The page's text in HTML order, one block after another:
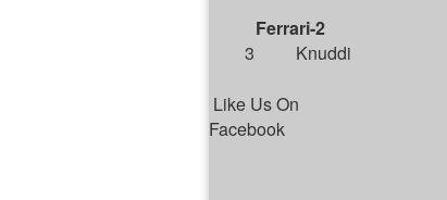
Ferrari-2
3
Knuddi
Like Us On
Facebook